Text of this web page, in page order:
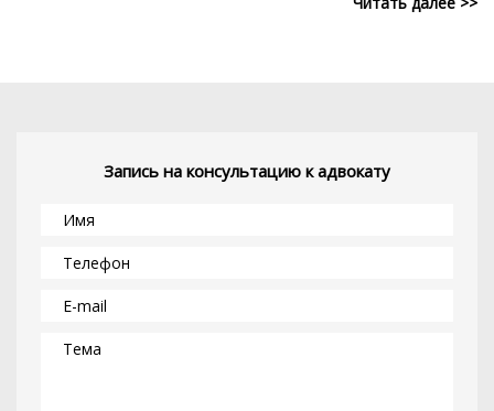
Запись на консультацию к адвокату